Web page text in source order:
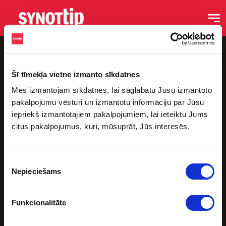
Šī tīmekļa vietne izmanto sīkdatnes
Mēs izmantojam sīkdatnes, lai saglabātu Jūsu izmantoto
pakalpojumu vēsturi un izmantotu informāciju par Jūsu
iepriekš izmantotajiem pakalpojumiem, lai ieteiktu Jums
citus pakalpojumus, kuri, mūsuprāt, Jūs interesēs.
izvēle
Nepieciešams
Funkcionalitāte
Saites
Blogs
Sporta Bāri